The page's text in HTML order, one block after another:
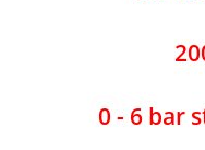
0 - 6 bar